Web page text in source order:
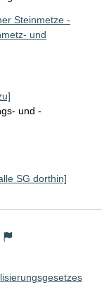
Steinmetze -
und
und -
SG dorthin]